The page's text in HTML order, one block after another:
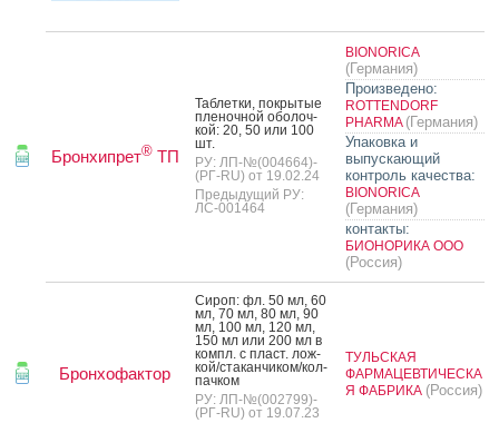
Бронхипрет®ТП
Таб­летки, пок­ры­тые
пле­ноч­ной обо­лоч­
кой: 20, 50 или 100
шт.
РУ: ЛП-№(004664)-
(РГ-RU) от 19.02.24
Предыдущий РУ:
ЛС-001464
BIONORICA
(Германия)
Произведено:
ROTTENDORF
PHARMA (Германия)
Упаковка и
выпускающий
контроль качества:
BIONORICA
(Германия)
контакты:
БИОНОРИКА ООО
(Россия)
Бронхофактор
Си­роп: фл. 50 мл, 60
мл, 70 мл, 80 мл, 90
мл, 100 мл, 120 мл,
150 мл или 200 мл в
компл. с пласт. лож­
кой/ста­кан­чи­ком/кол­
пачком
РУ: ЛП-№(002799)-
(РГ-RU) от 19.07.23
ТУЛЬСКАЯ
ФАРМАЦЕВТИЧЕСКА
Я ФАБРИКА (Россия)